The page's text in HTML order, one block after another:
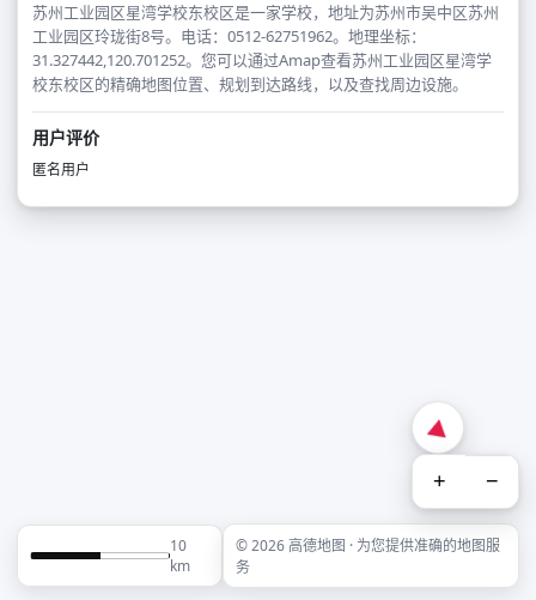
苏州工业园区星湾学校东校区是一家学校，地址为苏州市吴中区苏州
工业园区玲珑街8号。电话：0512-62751962。地理坐标：
31.327442,120.701252。您可以通过Amap查看苏州工业园区星湾学
校东校区的精确地图位置、规划到达路线，以及查找周边设施。
用户评价
匿名用户
+ −
10
km
© 2026 高德地图 · 为您提供准确的地图服
务